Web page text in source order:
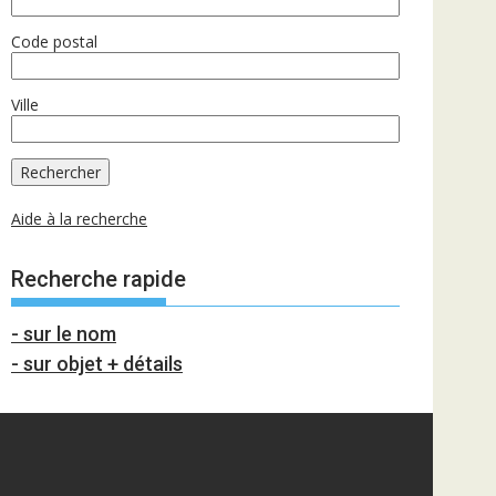
Code postal
Ville
Aide à la recherche
Recherche rapide
- sur le nom
- sur objet + détails